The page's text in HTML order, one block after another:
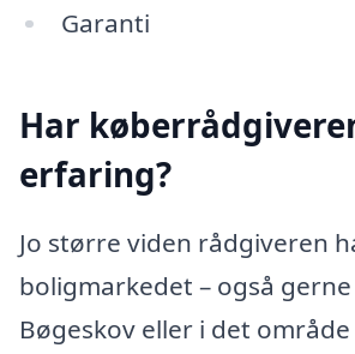
Garanti
Har
erfaring?
Jo større viden rådgiveren
boligmarkedet – også
Bøgeskov eller i det